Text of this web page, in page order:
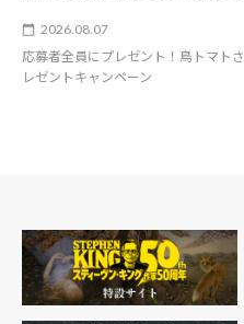
2026.08.07
応募者全員にプレゼント！鳥トマト
レゼントキャンペーン